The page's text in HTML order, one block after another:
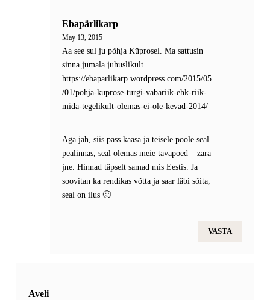
Ebapärlikarp
May 13, 2015
Aa see sul ju põhja Küprosel. Ma sattusin
sinna jumala juhuslikult.
https://ebaparlikarp.wordpress.com/2015/05
/01/pohja-kuprose-turgi-vabariik-ehk-riik-
mida-tegelikult-olemas-ei-ole-kevad-2014/
Aga jah, siis pass kaasa ja teisele poole seal
pealinnas, seal olemas meie tavapoed – zara
jne. Hinnad täpselt samad mis Eestis. Ja
soovitan ka rendikas võtta ja saar läbi sõita,
seal on ilus 🙂
VASTA
Aveli